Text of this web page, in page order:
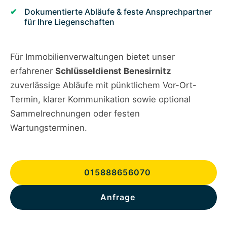
Dokumentierte Abläufe & feste Ansprechpartner
für Ihre Liegenschaften
Für Immobilienverwaltungen bietet unser
erfahrener Schlüsseldienst Benesirnitz
zuverlässige Abläufe mit pünktlichem Vor-Ort-
Termin, klarer Kommunikation sowie optional
Sammelrechnungen oder festen
Wartungsterminen.
015888656070
Anfrage